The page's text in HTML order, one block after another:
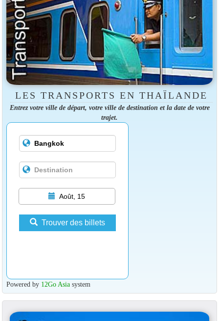
LES TRANSPORTS EN THAÏLANDE
Entrez votre ville de départ, votre ville de destination et la date de votre
trajet.
Août, 15
Trouver des billets
Powered by 12Go Asiasystem